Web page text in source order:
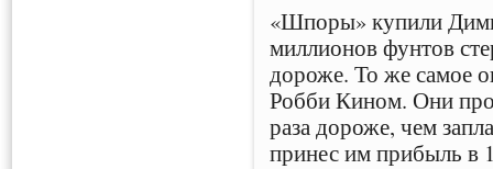
«Шпоры» купили
миллионов фунтов
дороже. То же самое
Робби Кином. Они
раза дороже, чем
принес им прибыль в